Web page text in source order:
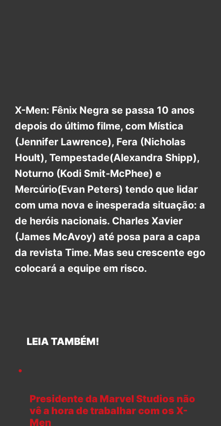
X-Men: Fênix Negra se passa 10 anos
depois do último filme, com Mística
(Jennifer Lawrence), Fera (Nicholas
Hoult), Tempestade(Alexandra Shipp),
Noturno (Kodi Smit-McPhee) e
Mercúrio(Evan Peters) tendo que lidar
com uma nova e inesperada situação: a
de heróis nacionais. Charles Xavier
(James McAvoy) até posa para a capa
da revista Time. Mas seu crescente ego
colocará a equipe em risco.
LEIA TAMBÉM!
Presidente da Marvel Studios não
vê a hora de trabalhar com os X-
Men